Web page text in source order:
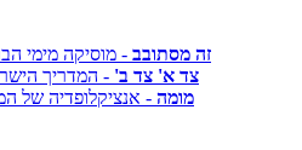
זה מסתובב - מוסיקה מימי
צד א' צד ב' - המדריך
מומה - אנציקלופדיה של